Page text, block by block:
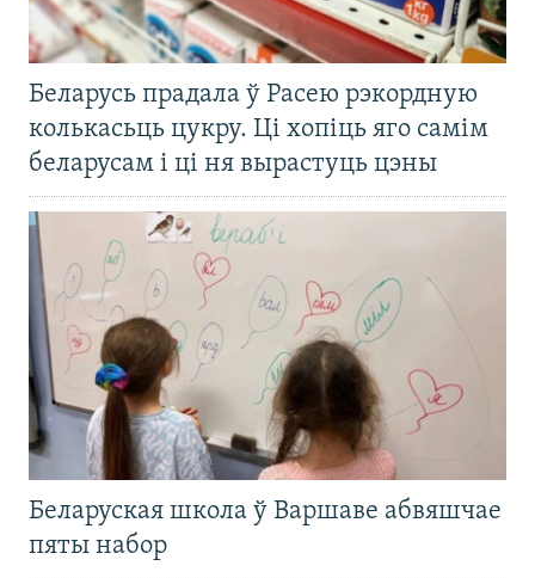
Беларусь прадала ў Расею рэкордную
колькасьць цукру. Ці хопіць яго самім
беларусам і ці ня вырастуць цэны
Беларуская школа ў Варшаве абвяшчае
пяты набор